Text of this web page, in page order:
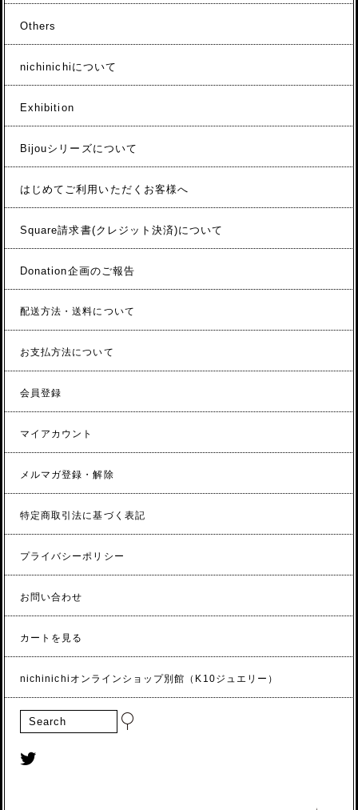
Others
nichinichiについて
Exhibition
Bijouシリーズについて
はじめてご利用いただくお客様へ
Square請求書(クレジット決済)について
Donation企画のご報告
配送方法・送料について
お支払方法について
会員登録
マイアカウント
メルマガ登録・解除
特定商取引法に基づく表記
プライバシーポリシー
お問い合わせ
カートを見る
nichinichiオンラインショップ別館（K10ジュエリー）